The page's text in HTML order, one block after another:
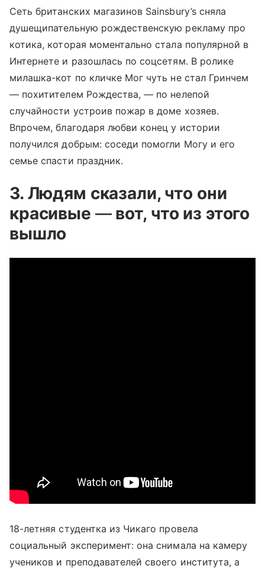
Сеть британских магазинов Sainsbury’s сняла
душещипательную рождественскую рекламу про
котика, которая моментально стала популярной в
Интернете и разошлась по соцсетям. В ролике
милашка-кот по кличке Мог чуть не стал Гринчем
— похитителем Рождества, — по нелепой
случайности устроив пожар в доме хозяев.
Впрочем, благодаря любви конец у истории
получился добрым: соседи помогли Могу и его
семье спасти праздник.
3. Людям сказали, что они
красивые —вот, что из этого
вышло
18-летняя студентка из Чикаго провела
социальный эксперимент: она снимала на камеру
учеников и преподавателей своего института, а